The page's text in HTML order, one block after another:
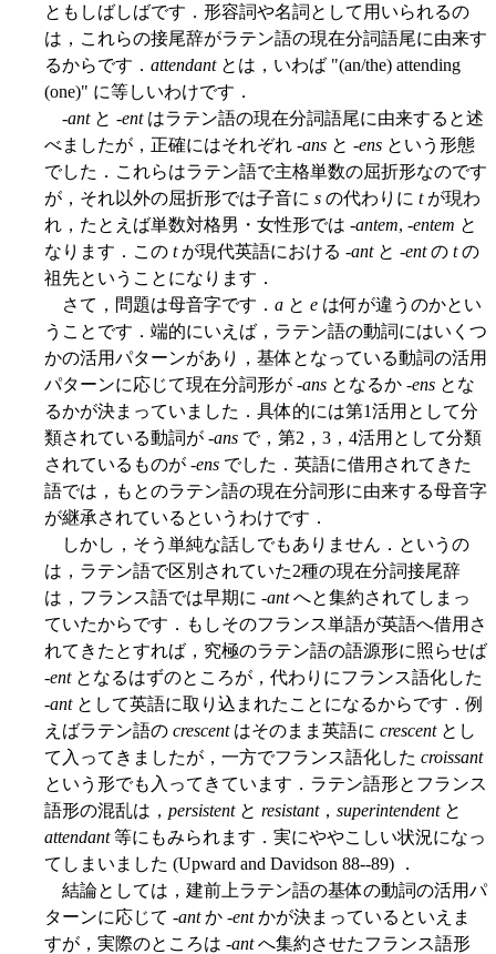
ともしばしばです．形容詞や名詞として用いられるの
は，これらの接尾辞がラテン語の現在分詞語尾に由来す
るからです． attendantとは，いわば "(an/the) attending
(one)" に等しいわけです．
-antと -entはラテン語の現在分詞語尾に由来すると述
べましたが，正確にはそれぞれ -ans と -ens という形態
でした．これらはラテン語で主格単数の屈折形なのです
が，それ以外の屈折形では子音に s の代わりに tが現わ
れ，たとえば単数対格男・女性形では -antem, -entem と
なります．この tが現代英語における -antと -entの tの
祖先ということになります．
さて，問題は母音字です． a と e は何が違うのかとい
うことです．端的にいえば，ラテン語の動詞にはいくつ
かの活用パターンがあり，基体となっている動詞の活用
パターンに応じて現在分詞形が -ans となるか -ens とな
るかが決まっていました．具体的には第1活用として分
類されている動詞が -ans で，第2，3，4活用として分類
されているものが -ens でした．英語に借用されてきた
語では，もとのラテン語の現在分詞形に由来する母音字
が継承されているというわけです．
しかし，そう単純な話しでもありません．というの
は，ラテン語で区別されていた2種の現在分詞接尾辞
は，フランス語では早期に -antへと集約されてしまっ
ていたからです．もしそのフランス単語が英語へ借用さ
れてきたとすれば，究極のラテン語の語源形に照らせば
-entとなるはずのところが，代わりにフランス語化した
-antとして英語に取り込まれたことになるからです．例
えばラテン語の crescentはそのまま英語に crescentとし
て入ってきましたが，一方でフランス語化した croissant
という形でも入ってきています．ラテン語形とフランス
語形の混乱は， persistentと resistant， superintendentと
attendant等にもみられます．実にややこしい状況になっ
てしまいました (Upward and Davidson 88--89) ．
結論としては，建前上ラテン語の基体の動詞の活用パ
ターンに応じて -antか -entかが決まっているといえま
すが，実際のところは -antへ集約させたフランス語形